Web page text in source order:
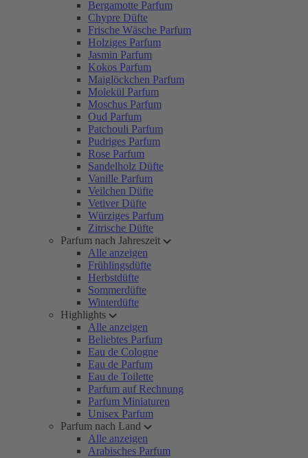
Bergamotte Parfum
Chypre Düfte
Frische Wäsche Parfum
Holziges Parfum
Jasmin Parfum
Kokos Parfum
Maiglöckchen Parfum
Molekül Parfum
Moschus Parfum
Oud Parfum
Patchouli Parfum
Pudriges Parfum
Rose Parfum
Sandelholz Düfte
Vanille Parfum
Veilchen Düfte
Vetiver Düfte
Würziges Parfum
Zitrische Düfte
Parfum nach Jahreszeit
Alle anzeigen
Frühlingsdüfte
Herbstdüfte
Sommerdüfte
Winterdüfte
Highlights
Alle anzeigen
Beliebtes Parfum
Eau de Cologne
Eau de Parfum
Eau de Toilette
Parfum auf Rechnung
Parfum Miniaturen
Unisex Parfum
Parfum nach Land
Alle anzeigen
Arabisches Parfum